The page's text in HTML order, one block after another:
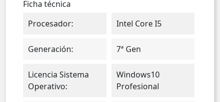
Ficha técnica
Procesador:
Intel Core I5
Generación: 7ª Gen
Licencia Sistema
Operativo:
Windows10
Profesional